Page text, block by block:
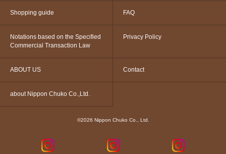
Shopping guide FAQ
Notations based on the Specified
Commercial Transaction Law
Privacy Policy
ABOUT US Contact
about Nippon Chuko Co.,Ltd.
©2026 Nippon Chuko Co., Ltd.